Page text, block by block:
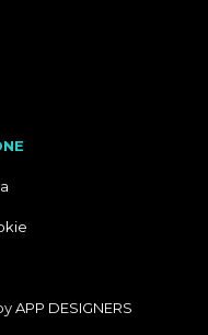
APP DESIGNERS